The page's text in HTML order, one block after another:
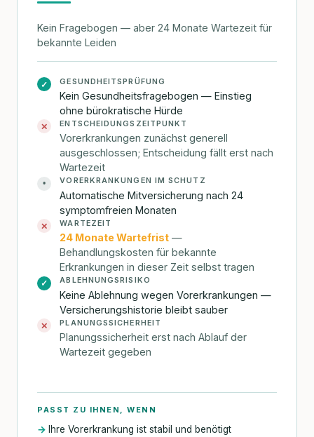
Kein Fragebogen — aber 24 Monate Wartezeit für
bekannte Leiden
✓ GESUNDHEITSPRÜFUNG
Kein Gesundheitsfragebogen — Einstieg
ohne bürokratische Hürde
✕ ENTSCHEIDUNGSZEITPUNKT
Vorerkrankungen zunächst generell
ausgeschlossen; Entscheidung fällt erst nach
Wartezeit
• VORERKRANKUNGEN IM SCHUTZ
Automatische Mitversicherung nach 24
symptomfreien Monaten
✕ WARTEZEIT
24 Monate Wartefrist —
Behandlungskosten für bekannte
Erkrankungen in dieser Zeit selbst tragen
✓ ABLEHNUNGSRISIKO
Keine Ablehnung wegen Vorerkrankungen —
Versicherungshistorie bleibt sauber
✕ PLANUNGSSICHERHEIT
Planungssicherheit erst nach Ablauf der
Wartezeit gegeben
PASST ZU IHNEN, WENN
Ihre Vorerkrankung ist stabil und benötigt